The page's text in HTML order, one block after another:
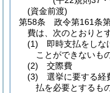
(資金前渡)
第58条
政令第161条
費は、次のとおりと
(1)
即時支払をしな
ことができないも
(2)
交際費
(3)
選挙に要する経
払を必要とするも